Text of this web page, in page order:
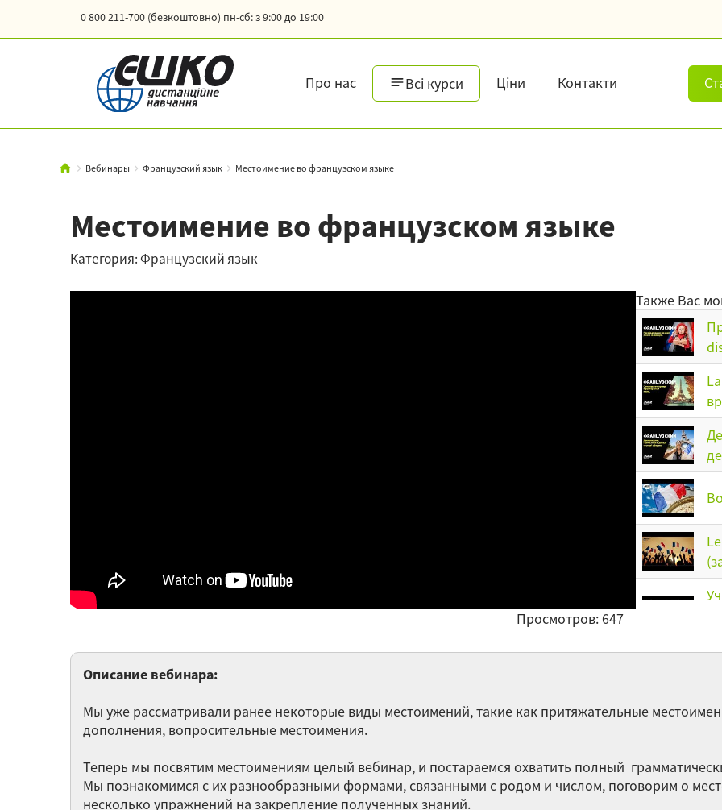
0 800 211-700 (безкоштовно) пн-сб: з 9:00 до 19:00
Про нас Всі курси Ціни Контакти
Вебинары Французский язык Местоимение во французском языке
Местоимение во французском языке
Категория: Французский язык
Просмотров: 647
Также Вас
Описание вебинара:
Мы уже рассматривали ранее некоторые виды местоимений, такие как притяжательные
дополнения, вопросительные местоимения.
Теперь мы посвятим местоимениям целый вебинар, и постараемся охватить полный
Мы познакомимся с их разнообразными формами, связанными с родом и числом, поговорим о
несколько упражнений на закрепление полученных знаний.